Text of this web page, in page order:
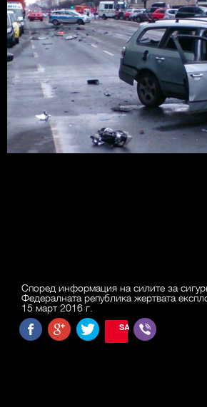
Според информация на силите за
Федералната република жертвата
15 март 2016 г.
SAVE